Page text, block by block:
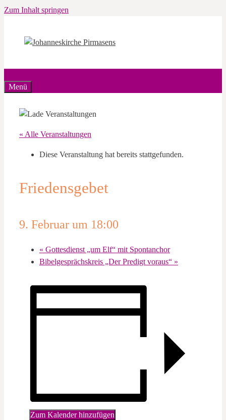
Zum Inhalt springen
Menü
« Alle Veranstaltungen
Diese Veranstaltung hat bereits stattgefunden.
Friedensgebet
9. Februar um 18:00
« Gottesdienst „um Elf“ mit Spontanchor
Bibelgesprächskreis „Der Predigt voraus“ »
Zum Kalender hinzufügen